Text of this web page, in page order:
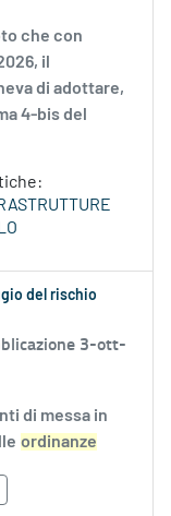
che con
il
di adottare,
4-bis del
del rischio
3-ott-
di messa in
ordinanze